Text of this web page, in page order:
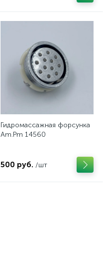
Гидромассажная форсунка
Am.Pm 14560
500 руб. /шт